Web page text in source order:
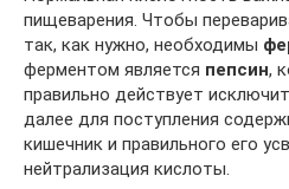
пищеварения. Чтобы
так, как нужно, необходимы
ферментом является пепсин,
правильно действует
далее для поступления
кишечник и правильного его
нейтрализация кислоты.